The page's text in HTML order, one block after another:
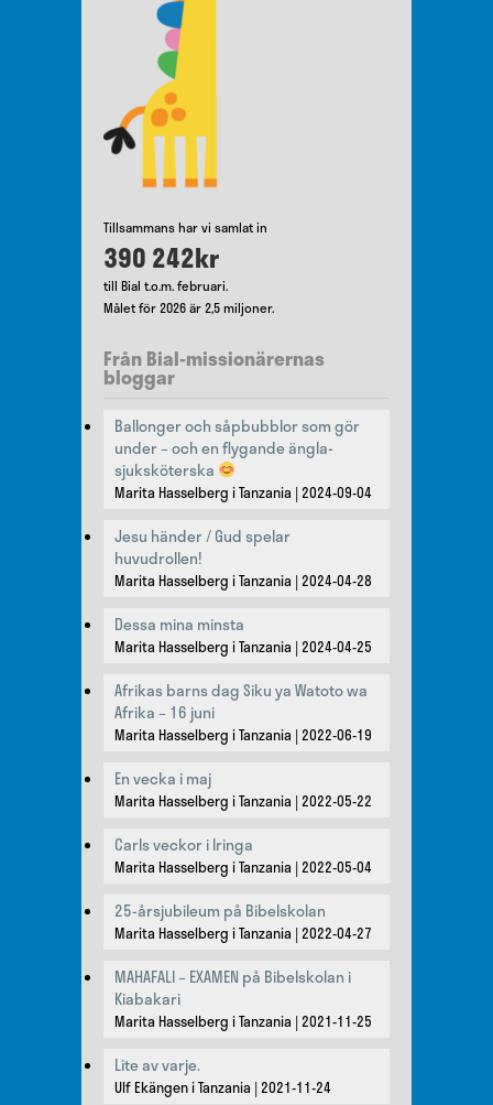
Tillsammans har vi samlat in
390 242kr
till Bial t.o.m. februari.
Målet för 2026 är 2,5 miljoner.
Från Bial-missionärernas
bloggar
Ballonger och såpbubblor som gör
under – och en flygande ängla-
sjuksköterska
Marita Hasselberg i Tanzania 2024-09-04
Jesu händer / Gud spelar
huvudrollen!
Marita Hasselberg i Tanzania 2024-04-28
Dessa mina minsta
Marita Hasselberg i Tanzania 2024-04-25
Afrikas barns dag Siku ya Watoto wa
Afrika – 16 juni
Marita Hasselberg i Tanzania 2022-06-19
En vecka i maj
Marita Hasselberg i Tanzania 2022-05-22
Carls veckor i Iringa
Marita Hasselberg i Tanzania 2022-05-04
25-årsjubileum på Bibelskolan
Marita Hasselberg i Tanzania 2022-04-27
MAHAFALI – EXAMEN på Bibelskolan i
Kiabakari
Marita Hasselberg i Tanzania 2021-11-25
Lite av varje.
Ulf Ekängen i Tanzania 2021-11-24